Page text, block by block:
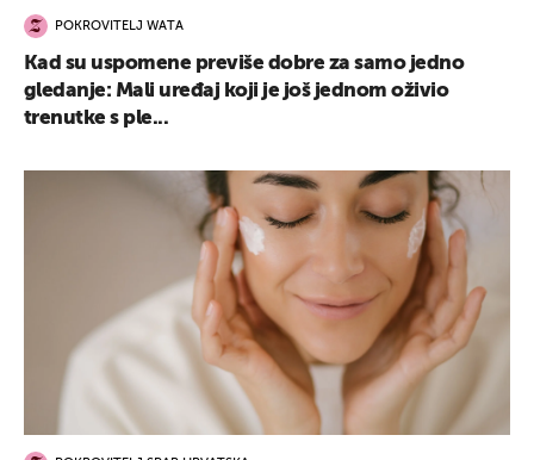
POKROVITELJ WATA
Kad su uspomene previše dobre za samo jedno
gledanje: Mali uređaj koji je još jednom oživio
trenutke s ple...